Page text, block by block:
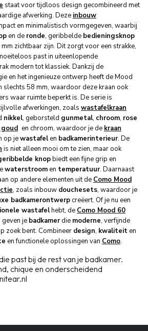
staat voor tijdloos design gecombineerd met
afwerking. Deze inbouw
en minimalistisch vormgegeven, waarbij
en de ronde, geribbelde bedieningsknop
zichtbaar zijn. Dit zorgt voor een strakke,
past in uiteenlopende
modern tot klassiek. Dankzij de
en het ingenieuze ontwerp heeft de Mood
slechts 58 mm, waardoor deze kraan ook
waar ruimte beperkt is. De serie is
afwerkingen, zoals wastafelkraan
nikkel, geborsteld gunmetal, chroom, rose
en chroom, waardoor je de kraan
op jewastafelen badkamerinterieur. De
is niet alleen mooi om te zien, maar ook
knopbiedt een fijne grip en
waterstroomen temperatuur. Daarnaast
op andere elementen uit de Como Mood
, zoals inbouw douchesets, waardoor je
badkamerontwerpcreëert. Of je nu een
wastafelhebt, de Como Mood 60
geven je badkamerdie moderne, verfijnde
zoek bent. Combineer design, kwaliteiten
en functionele oplossingen van Como.
past bij de rest van je badkamer.
chique en onderscheidend